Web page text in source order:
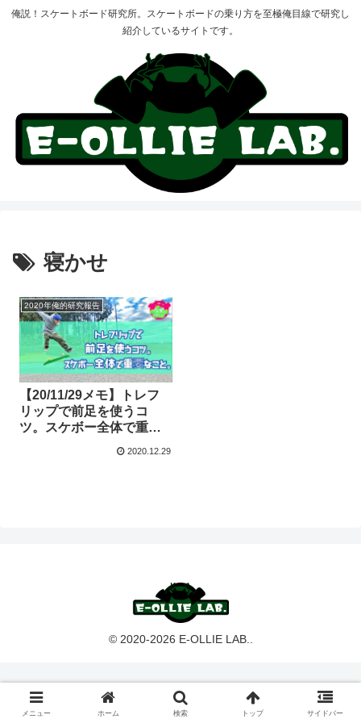
俺説！スケートボード研究所。スケートボードの乗り方を至極俺目線で研究し
紹介しているサイトです。
寝かせ
2020年俺的研究報告
【20/11/29メモ】トレフ
リップで前足を使うコ
ツ。スケボー全体で重要
2020.12.29
© 2020-2026 E-OLLIE LAB..
メニュー ホーム 検索 トップ サイドバー